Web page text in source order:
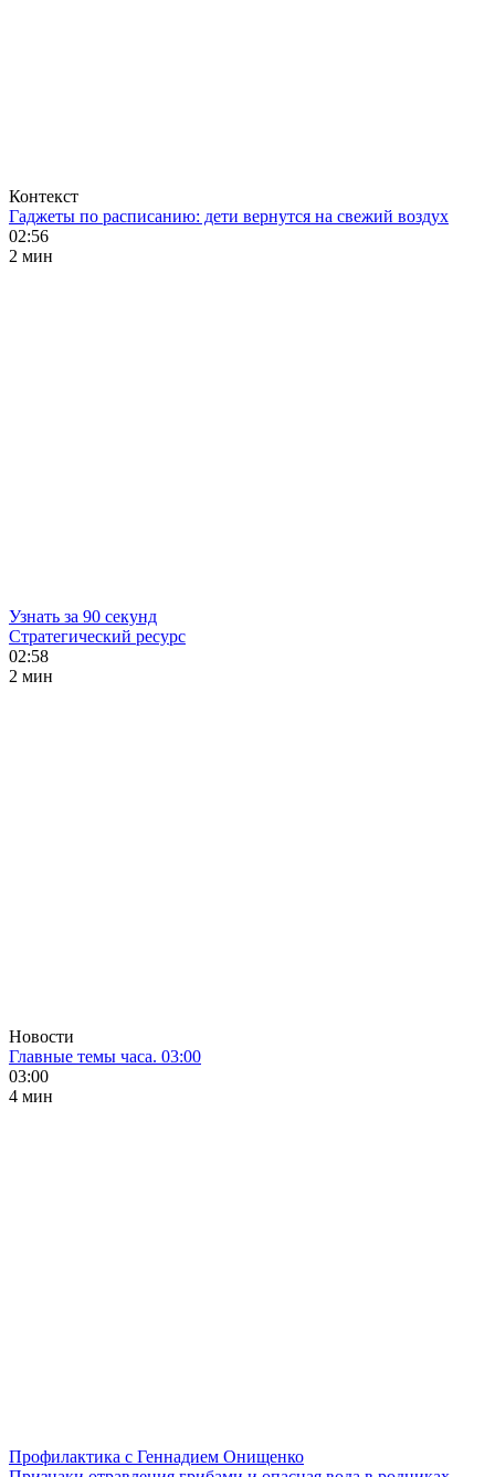
Контекст
Гаджеты по расписанию: дети вернутся на свежий воздух
02:56
2 мин
Узнать за 90 секунд
Стратегический ресурс
02:58
2 мин
Новости
Главные темы часа. 03:00
03:00
4 мин
Профилактика с Геннадием Онищенко